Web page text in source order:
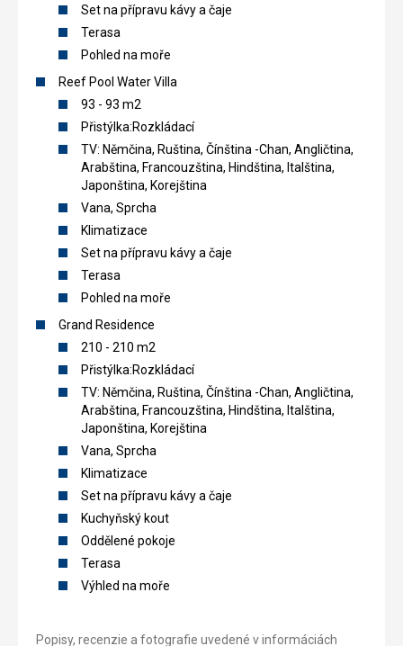
Set na přípravu kávy a čaje
Terasa
Pohled na moře
Reef Pool Water Villa
93 - 93 m2
Přistýlka:Rozkládací
TV: Němčina, Ruština, Čínština -Chan, Angličtina,
Arabština, Francouzština, Hindština, Italština,
Japonština, Korejština
Vana, Sprcha
Klimatizace
Set na přípravu kávy a čaje
Terasa
Pohled na moře
Grand Residence
210 - 210 m2
Přistýlka:Rozkládací
TV: Němčina, Ruština, Čínština -Chan, Angličtina,
Arabština, Francouzština, Hindština, Italština,
Japonština, Korejština
Vana, Sprcha
Klimatizace
Set na přípravu kávy a čaje
Kuchyňský kout
Oddělené pokoje
Terasa
Výhled na moře
Popisy, recenzie a fotografie uvedené v informáciách